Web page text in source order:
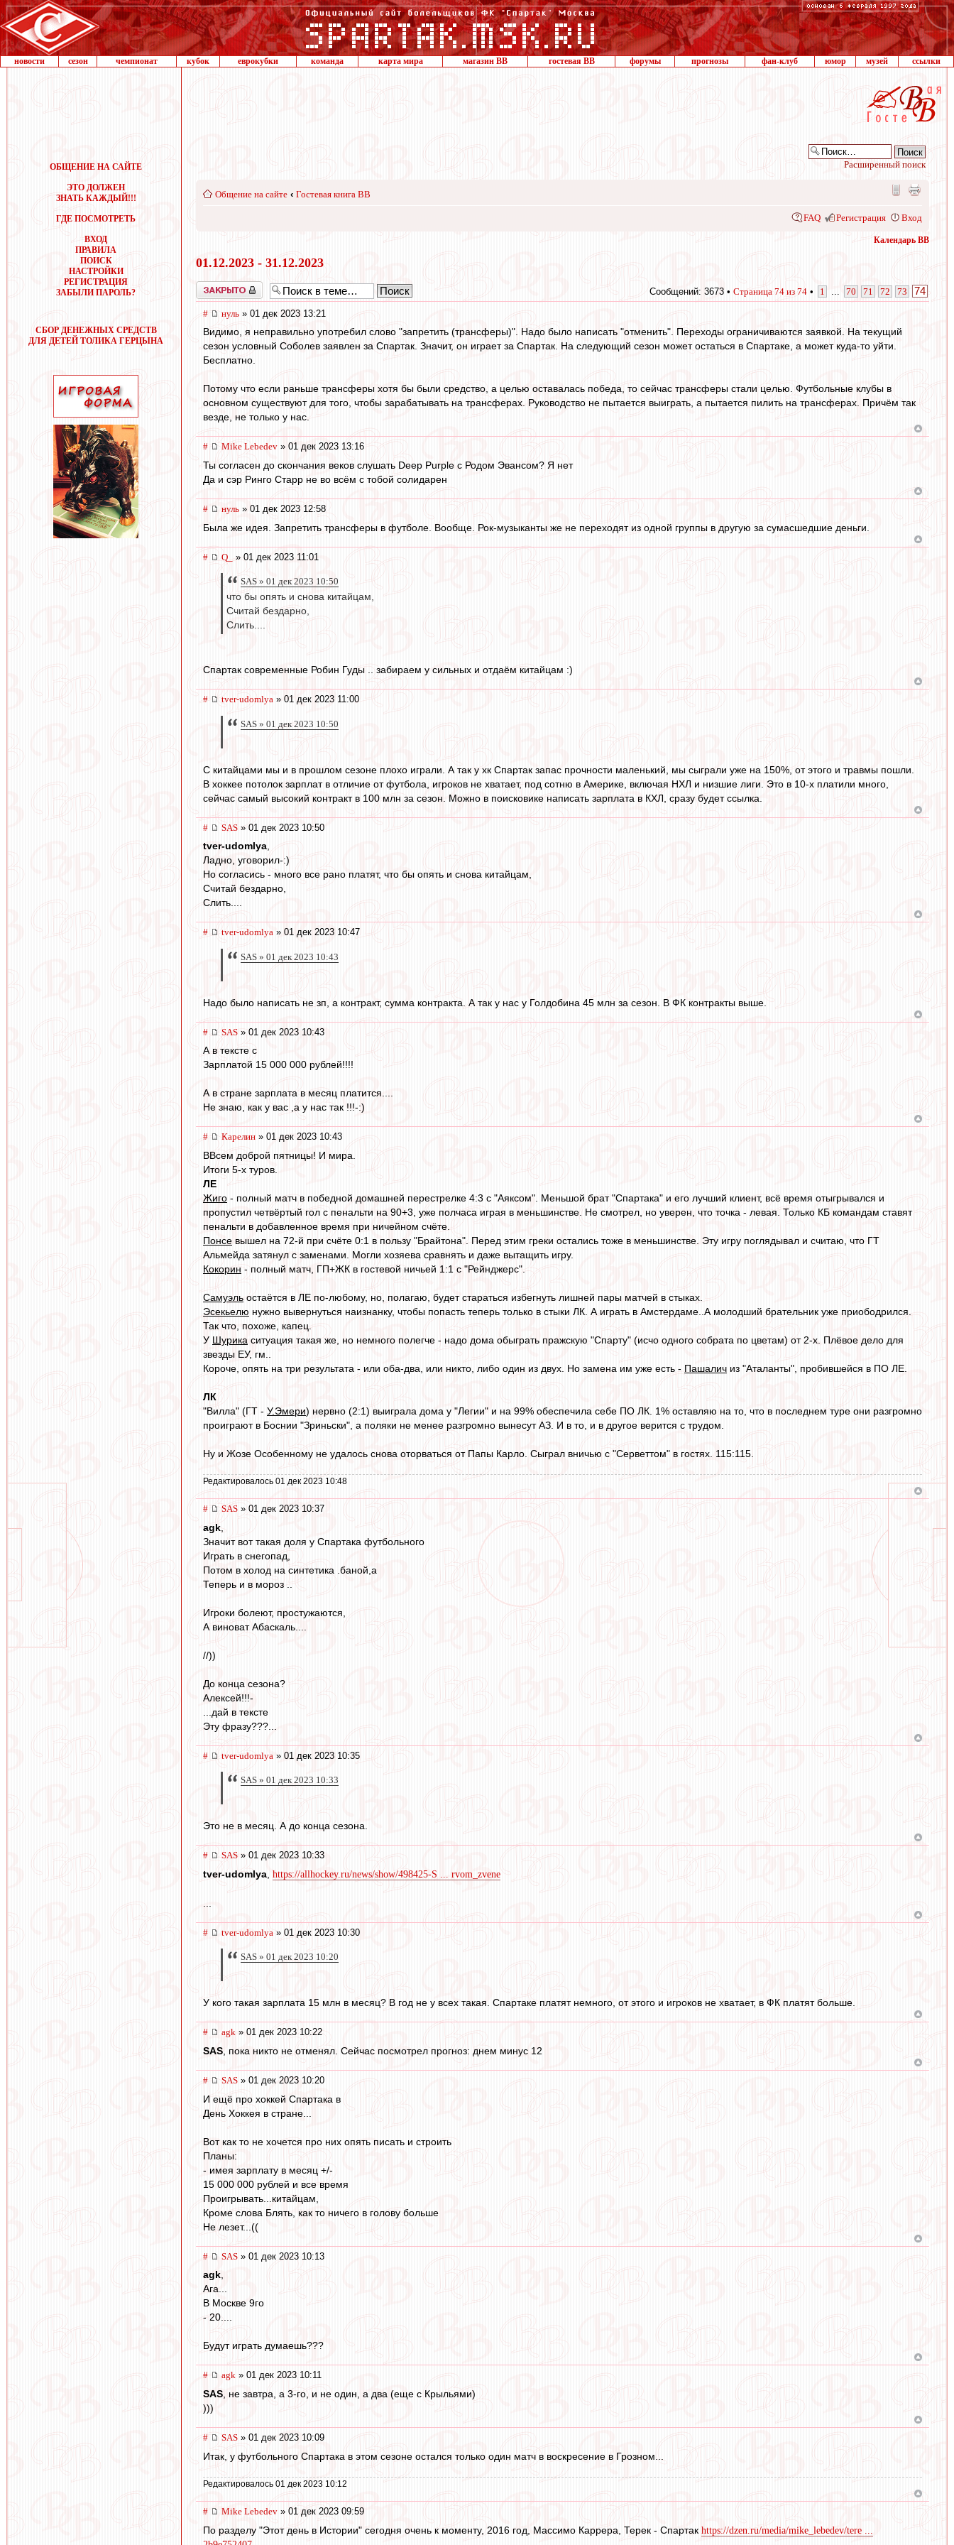
новости сезон чемпионат кубок еврокубки команда карта мира магазин ВВ гостевая ВВ форумы прогнозы фан-клуб юмор музей ссылки
ОБЩЕНИЕ НА САЙТЕ
ЭТО ДОЛЖЕН
ЗНАТЬ КАЖДЫЙ!!!
ГДЕ ПОСМОТРЕТЬ
ВХОД
ПРАВИЛА
ПОИСК
НАСТРОЙКИ
РЕГИСТРАЦИЯ
ЗАБЫЛИ ПАРОЛЬ?
СБОР ДЕНЕЖНЫХ СРЕДСТВ
ДЛЯ ДЕТЕЙ ТОЛИКА ГЕРЦЫНА
Расширенный поиск
Общение на сайте ‹ Гостевая книга ВВ
FAQ Регистрация Вход
Календарь ВВ
01.12.2023 - 31.12.2023
Закрыто Сообщений: 3673 • Страница 74 из 74 • 1 70 71 72 73 74
# нуль » 01 дек 2023 13:21
Видимо, я неправильно употребил слово "запретить (трансферы)". Надо было написать "отменить". Переходы ограничиваются заявкой. На текущий
сезон условный Соболев заявлен за Спартак. Значит, он играет за Спартак. На следующий сезон может остаться в Спартаке, а может куда-то уйти.
Бесплатно.
Потому что если раньше трансферы хотя бы были средство, а целью оставалась победа, то сейчас трансферы стали целью. Футбольные клубы в
основном существуют для того, чтобы зарабатывать на трансферах. Руководство не пытается выиграть, а пытается пилить на трансферах. Причём так
везде, не только у нас.
# Mike Lebedev » 01 дек 2023 13:16
Ты согласен до скончания веков слушать Deep Purple с Родом Эвансом? Я нет
Да и сэр Ринго Старр не во всём с тобой солидарен
# нуль » 01 дек 2023 12:58
Была же идея. Запретить трансферы в футболе. Вообще. Рок-музыканты же не переходят из одной группы в другую за сумасшедшие деньги.
# Q_ » 01 дек 2023 11:01
SAS » 01 дек 2023 10:50
что бы опять и снова китайцам,
Считай бездарно,
Слить....
Спартак современные Робин Гуды .. забираем у сильных и отдаём китайцам :)
# tver-udomlya » 01 дек 2023 11:00
SAS » 01 дек 2023 10:50
С китайцами мы и в прошлом сезоне плохо играли. А так у хк Спартак запас прочности маленький, мы сыграли уже на 150%, от этого и травмы пошли.
В хоккее потолок зарплат в отличие от футбола, игроков не хватает, под сотню в Америке, включая НХЛ и низшие лиги. Это в 10-х платили много,
сейчас самый высокий контракт в 100 млн за сезон. Можно в поисковике написать зарплата в КХЛ, сразу будет ссылка.
# SAS » 01 дек 2023 10:50
tver-udomlya
Ладно, уговорил-:)
Но согласись - много все рано платят, что бы опять и снова китайцам,
Считай бездарно,
Слить....
# tver-udomlya » 01 дек 2023 10:47
SAS » 01 дек 2023 10:43
Надо было написать не зп, а контракт, сумма контракта. А так у нас у Голдобина 45 млн за сезон. В ФК контракты выше.
# SAS » 01 дек 2023 10:43
А в тексте с
Зарплатой 15 000 000 рублей!!!!
А в стране зарплата в месяц платится....
Не знаю, как у вас ,а у нас так !!!-:)
# Карелин » 01 дек 2023 10:43
ВВсем доброй пятницы! И мира.
Итоги 5-х туров.
ЛЕ
Жиго - полный матч в победной домашней перестрелке 4:3 с "Аяксом". Меньшой брат "Спартака" и его лучший клиент, всё время отыгрывался и
пропустил четвёртый гол с пенальти на 90+3, уже полчаса играя в меньшинстве. Не смотрел, но уверен, что точка - левая. Только КБ командам ставят
пенальти в добавленное время при ничейном счёте.
Понсе вышел на 72-й при счёте 0:1 в пользу "Брайтона". Перед этим греки остались тоже в меньшинстве. Эту игру поглядывал и считаю, что ГТ
Альмейда затянул с заменами. Могли хозяева сравнять и даже вытащить игру.
Кокорин - полный матч, ГП+ЖК в гостевой ничьей 1:1 с "Рейнджерс".
Самуэль остаётся в ЛЕ по-любому, но, полагаю, будет стараться избегнуть лишней пары матчей в стыках.
Эсекьелю нужно вывернуться наизнанку, чтобы попасть теперь только в стыки ЛК. А играть в Амстердаме..А молодший брательник уже приободрился.
Так что, похоже, капец.
У Шурика ситуация такая же, но немного полегче - надо дома обыграть пражскую "Спарту" (исчо одного собрата по цветам) от 2-х. Плёвое дело для
звезды ЕУ, гм..
Короче, опять на три результата - или оба-два, или никто, либо один из двух. Но замена им уже есть - Пашалич из "Аталанты", пробившейся в ПО ЛЕ.
ЛК
"Вилла" (ГТ - У.Эмери) нервно (2:1) выиграла дома у "Легии" и на 99% обеспечила себе ПО ЛК. 1% оставляю на то, что в последнем туре они разгромно
проиграют в Боснии "Зриньски", а поляки не менее разгромно вынесут АЗ. И в то, и в другое верится с трудом.
Ну и Жозе Особенному не удалось снова оторваться от Папы Карло. Сыграл вничью с "Серветтом" в гостях. 115:115.
Редактировалось 01 дек 2023 10:48
# SAS » 01 дек 2023 10:37
agk
Значит вот такая доля у Спартака футбольного
Играть в снегопад,
Потом в холод на синтетика .баной,а
Теперь и в мороз ..
Игроки болеют, простужаются,
А виноват Абаскаль....
//))
До конца сезона?
Алексей!!!-
...дай в тексте
Эту фразу???...
# tver-udomlya » 01 дек 2023 10:35
SAS » 01 дек 2023 10:33
Это не в месяц. А до конца сезона.
# SAS » 01 дек 2023 10:33
tver-udomlya https://allhockey.ru/news/show/498425-S ... rvom_zvene
# tver-udomlya » 01 дек 2023 10:30
SAS » 01 дек 2023 10:20
У кого такая зарплата 15 млн в месяц? В год не у всех такая. Спартаке платят немного, от этого и игроков не хватает, в ФК платят больше.
# agk » 01 дек 2023 10:22
SAS , пока никто не отменял. Сейчас посмотрел прогноз: днем минус 12
# SAS » 01 дек 2023 10:20
И ещё про хоккей Спартака в
День Хоккея в стране...
Вот как то не хочется про них опять писать и строить
Планы:
- имея зарплату в месяц +/-
15 000 000 рублей и все время
Проигрывать...китайцам,
Кроме слова Блять, как то ничего в голову больше
Не лезет...((
# SAS » 01 дек 2023 10:13
agk,
Ага...
В Москве 9го
- 20....
Будут играть думаешь???
# agk » 01 дек 2023 10:11
SAS , не завтра, а 3-го, и не один, а два (еще с Крыльями)
)))
# SAS » 01 дек 2023 10:09
Итак, у футбольного Спартака в этом сезоне остался только один матч в воскресение в Грозном...
Редактировалось 01 дек 2023 10:12
# Mike Lebedev » 01 дек 2023 09:59
По разделу "Этот день в Истории" сегодня очень к моменту, 2016 год, Массимо Каррера, Терек - Спартак https://dzen.ru/media/mike_lebedev/tere ...